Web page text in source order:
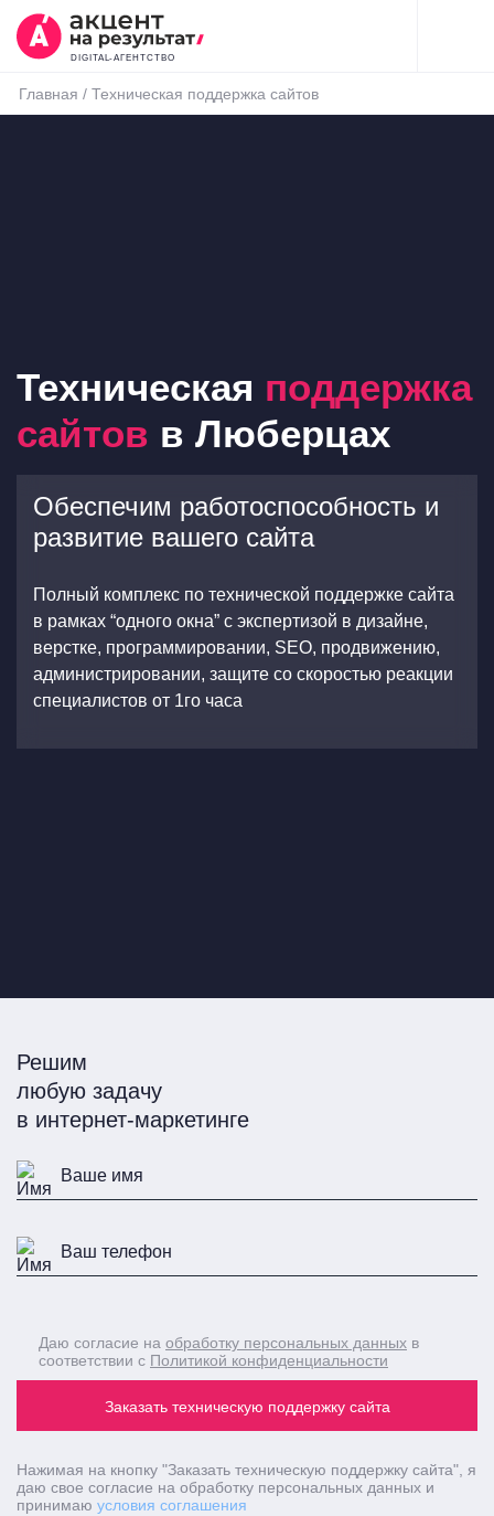
DIGITAL-АГЕНТСТВО
Главная / Техническая поддержка сайтов
Техническая поддержка
сайтов в Люберцах
Обеспечим работоспособность и
развитие вашего сайта
Полный комплекс по технической поддержке сайта
в рамках “одного окна” с экспертизой в дизайне,
верстке, программировании, SEO, продвижению,
администрировании, защите со скоростью реакции
специалистов от 1го часа
Решим
любую задачу
в интернет-маркетинге
Заказать техническую поддержку сайта
Даю согласие на обработку персональных данных в
соответствии с Политикой конфиденциальности
Нажимая на кнопку "Заказать техническую поддержку сайта" , я
даю свое согласие на обработку персональных данных и
принимаю условия соглашения